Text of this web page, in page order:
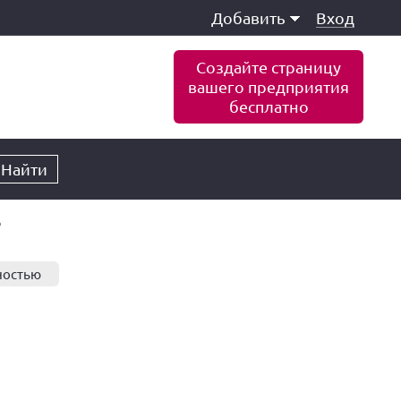
Добавить Вход
Создайте страницу
вашего предприятия
бесплатно
Найти